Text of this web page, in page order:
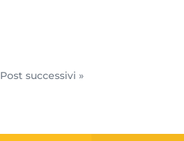
Post successivi »